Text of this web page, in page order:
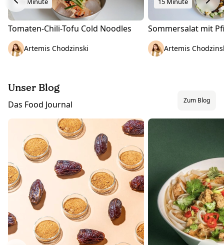
Tomaten-Chili-Tofu Cold Noodles
Artemis Chodzinski
Sommersalat mit
Artemis
Unser Blog
Das Food Journal Zum Blog